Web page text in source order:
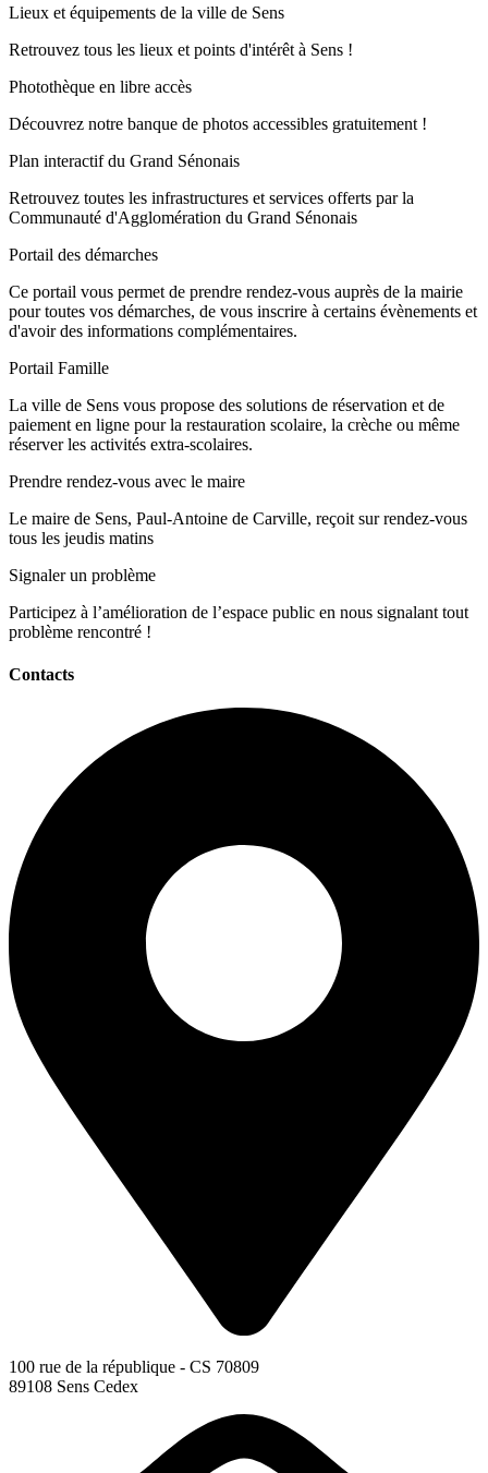
Lieux et équipements de la ville de Sens
Retrouvez tous les lieux et points d'intérêt à Sens !
Photothèque en libre accès
Découvrez notre banque de photos accessibles gratuitement !
Plan interactif du Grand Sénonais
Retrouvez toutes les infrastructures et services offerts par la
Communauté d'Agglomération du Grand Sénonais
Portail des démarches
Ce portail vous permet de prendre rendez-vous auprès de la mairie
pour toutes vos démarches, de vous inscrire à certains évènements et
d'avoir des informations complémentaires.
Portail Famille
La ville de Sens vous propose des solutions de réservation et de
paiement en ligne pour la restauration scolaire, la crèche ou même
réserver les activités extra-scolaires.
Prendre rendez-vous avec le maire
Le maire de Sens, Paul-Antoine de Carville, reçoit sur rendez-vous
tous les jeudis matins
Signaler un problème
Participez à l’amélioration de l’espace public en nous signalant tout
problème rencontré !
Contacts
100 rue de la république - CS 70809
89108 Sens Cedex